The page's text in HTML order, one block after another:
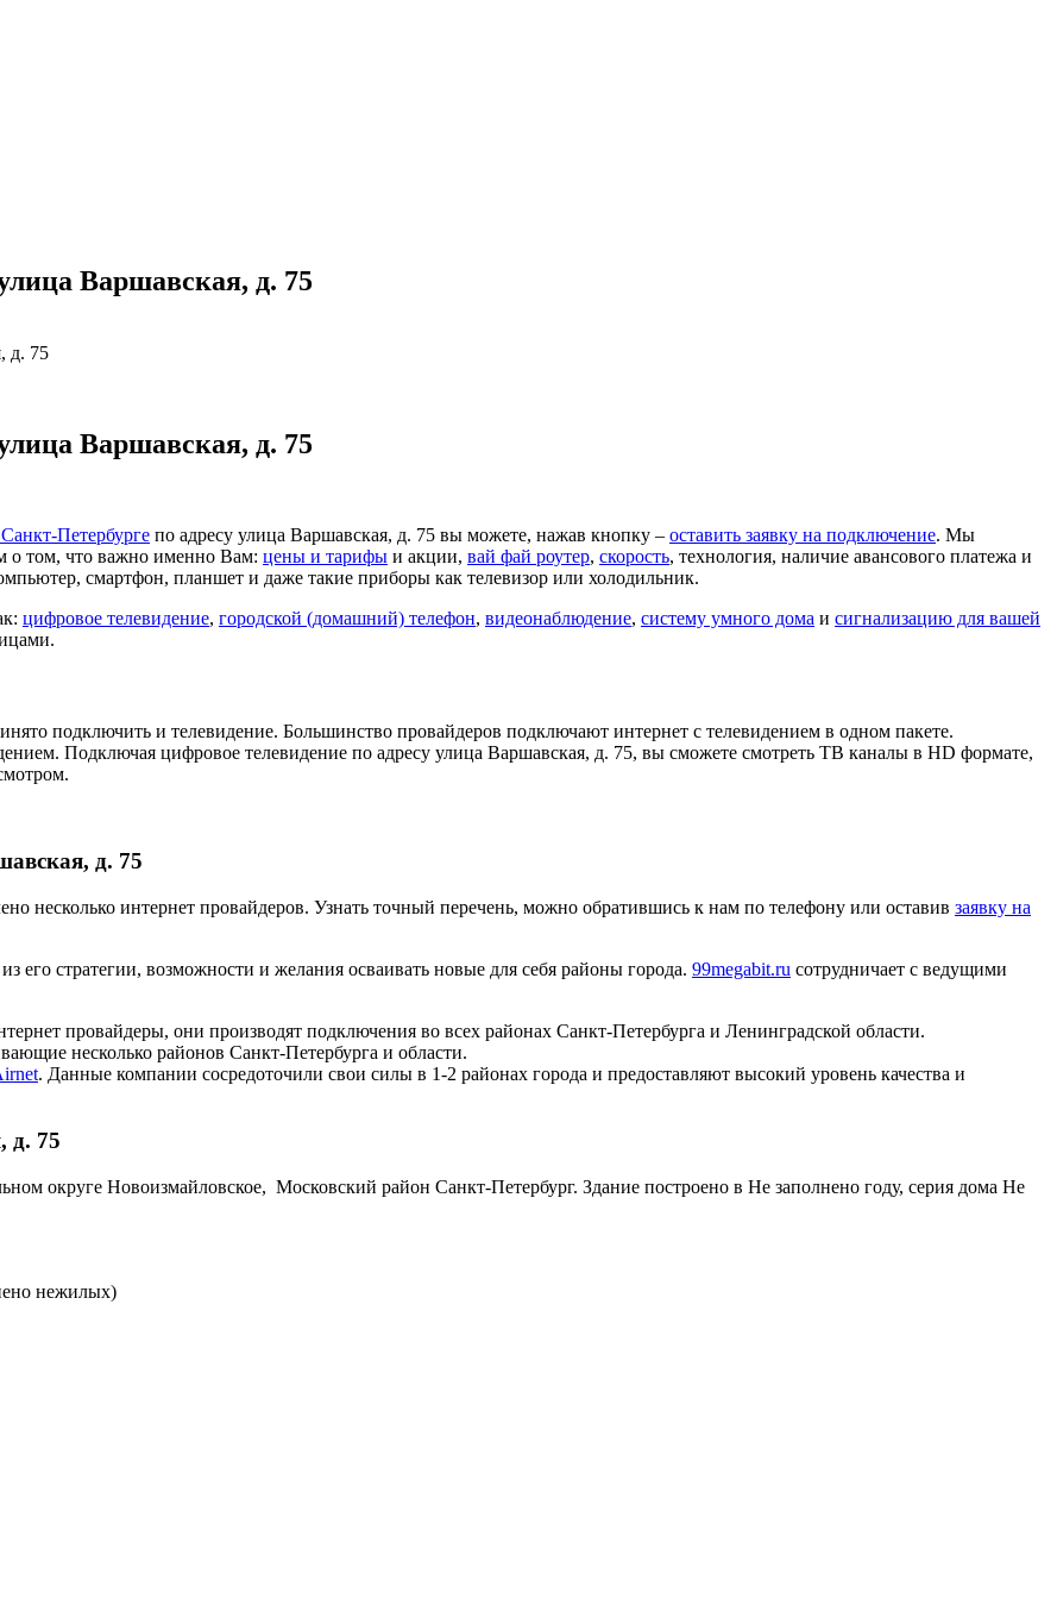
Варшавская, д. 75
д. 75
Варшавская, д. 75
Петербурге по адресу улица Варшавская, д. 75 вы можете, нажав кнопку – оставить заявку на подключение. Мы
о том, что важно именно Вам: цены и тарифы и акции, вай фай роутер, скорость, технология, наличие авансового платежа и
смартфон, планшет и даже такие приборы как телевизор или холодильник.
цифровое телевидение, городской (домашний) телефон, видеонаблюдение, систему умного дома и сигнализацию для вашей
подключить и телевидение. Большинство провайдеров подключают интернет с телевидением в одном пакете.
Подключая цифровое телевидение по адресу улица Варшавская, д. 75, вы сможете смотреть ТВ каналы в HD формате,
д. 75
несколько интернет провайдеров. Узнать точный перечень, можно обратившись к нам по телефону или оставив заявку на
его стратегии, возможности и желания осваивать новые для себя районы города. 99megabit.ru сотрудничает с ведущими
провайдеры, они производят подключения во всех районах Санкт-Петербурга и Ленинградской области.
несколько районов Санкт-Петербурга и области.
. Данные компании сосредоточили свои силы в 1-2 районах города и предоставляют высокий уровень качества и
д. 75
округе Новоизмайловское, Московский район Санкт-Петербург. Здание построено в Не заполнено году, серия дома Не
нежилых)